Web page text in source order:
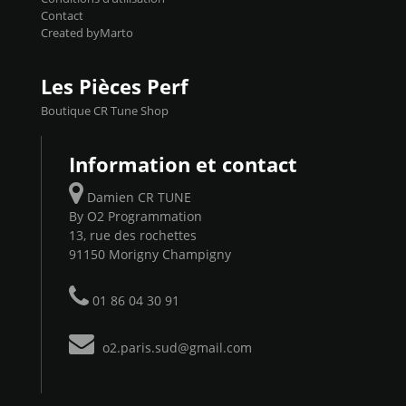
Contact
Created byMarto
Les Pièces Perf
Boutique CR Tune Shop
Information et contact
Damien CR TUNE
By O2 Programmation
13, rue des rochettes
91150 Morigny Champigny
01 86 04 30 91
o2.paris.sud@gmail.com